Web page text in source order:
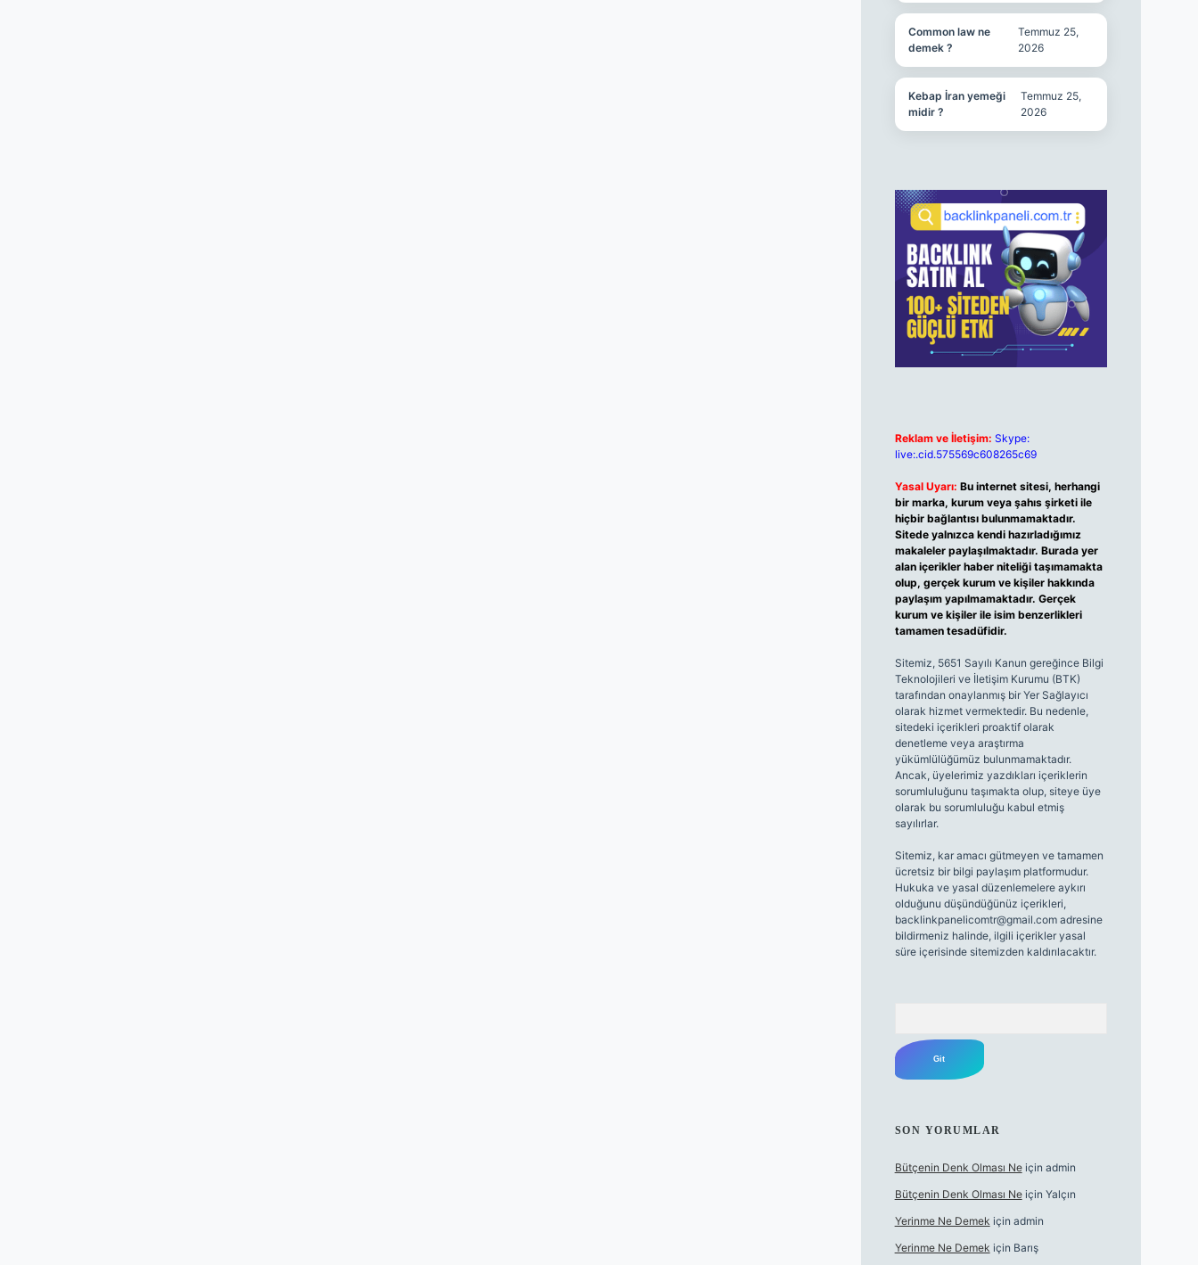
Common law ne
demek ?
Temmuz 25,
2026
Kebap İran yemeği
midir ?
Temmuz 25,
2026
Reklam ve İletişim: Skype:
live:.cid.575569c608265c69
Yasal Uyarı: Bu internet sitesi, herhangi
bir marka, kurum veya şahıs şirketi ile
hiçbir bağlantısı bulunmamaktadır.
Sitede yalnızca kendi hazırladığımız
makaleler paylaşılmaktadır. Burada yer
alan içerikler haber niteliği taşımamakta
olup, gerçek kurum ve kişiler hakkında
paylaşım yapılmamaktadır. Gerçek
kurum ve kişiler ile isim benzerlikleri
tamamen tesadüfidir.
Sitemiz, 5651 Sayılı Kanun gereğince Bilgi
Teknolojileri ve İletişim Kurumu (BTK)
tarafından onaylanmış bir Yer Sağlayıcı
olarak hizmet vermektedir. Bu nedenle,
sitedeki içerikleri proaktif olarak
denetleme veya araştırma
yükümlülüğümüz bulunmamaktadır.
Ancak, üyelerimiz yazdıkları içeriklerin
sorumluluğunu taşımakta olup, siteye üye
olarak bu sorumluluğu kabul etmiş
sayılırlar.
Sitemiz, kar amacı gütmeyen ve tamamen
ücretsiz bir bilgi paylaşım platformudur.
Hukuka ve yasal düzenlemelere aykırı
olduğunu düşündüğünüz içerikleri,
backlinkpanelicomtr@gmail.comadresine
bildirmeniz halinde, ilgili içerikler yasal
süre içerisinde sitemizden kaldırılacaktır.
SON YORUMLAR
Bütçenin Denk Olması Neiçin admin
Bütçenin Denk Olması Neiçin Yalçın
Yerinme Ne Demek için admin
Yerinme Ne Demek için Barış